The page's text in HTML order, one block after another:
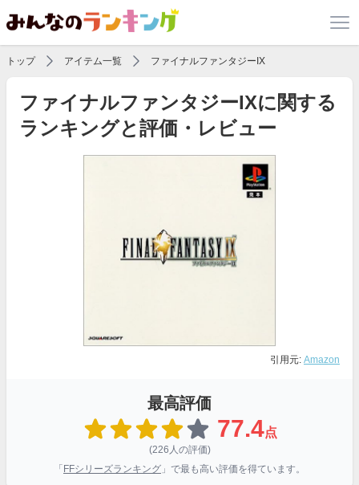
トップ アイテム一覧 ファイナルファンタジーIX
ファイナルファンタジーIXに関する
ランキングと評価・レビュー
引用元: Amazon
最高評価
77.4点
(226人の評価)
「 FFシリーズランキング 」で最も高い評価を得ています。